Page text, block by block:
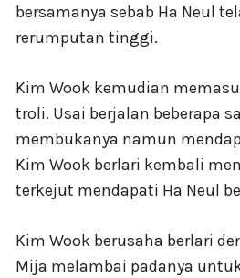
bersamanya sebab Ha Neul
rerumputan tinggi.
Kim Wook kemudian
troli. Usai berjalan beberapa
membukanya namun
Kim Wook berlari kembali
terkejut mendapati Ha Neul
Kim Wook berusaha berlari
Mija melambai padanya